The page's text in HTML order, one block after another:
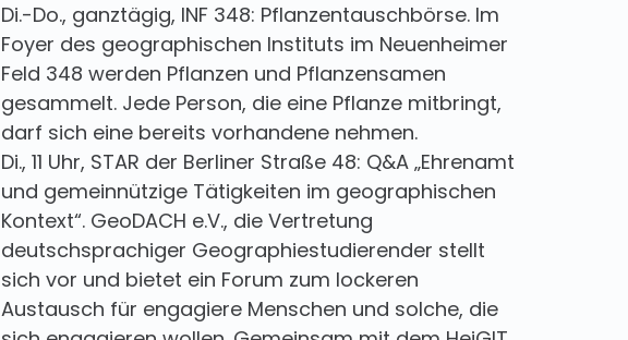
Di.-Do., ganztägig, INF 348: Pflanzentauschbörse. Im
Foyer des geographischen Instituts im Neuenheimer
Feld 348 werden Pflanzen und Pflanzensamen
gesammelt. Jede Person, die eine Pflanze mitbringt,
darf sich eine bereits vorhandene nehmen.
Di., 11 Uhr, STAR der Berliner Straße 48: Q&A „Ehrenamt
und gemeinnützige Tätigkeiten im geographischen
Kontext“. GeoDACH e.V., die Vertretung
deutschsprachiger Geographiestudierender stellt
sich vor und bietet ein Forum zum lockeren
Austausch für engagiere Menschen und solche, die